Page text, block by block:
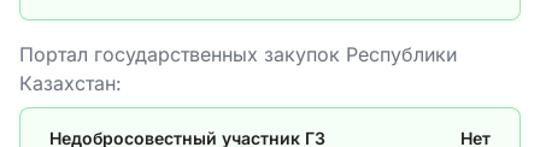
Портал государственных закупок Республики
Казахстан:
Недобросовестный участник ГЗ Нет